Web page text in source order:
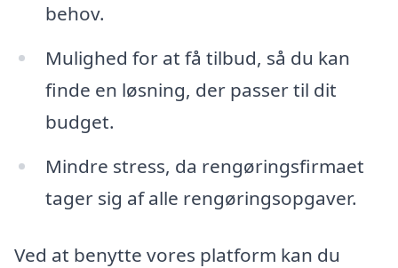
behov.
Mulighed for at få tilbud, så du kan
finde en løsning, der passer til dit
budget.
Mindre stress, da rengøringsfirmaet
tager sig af alle rengøringsopgaver.
Ved at benytte vores platform kan du